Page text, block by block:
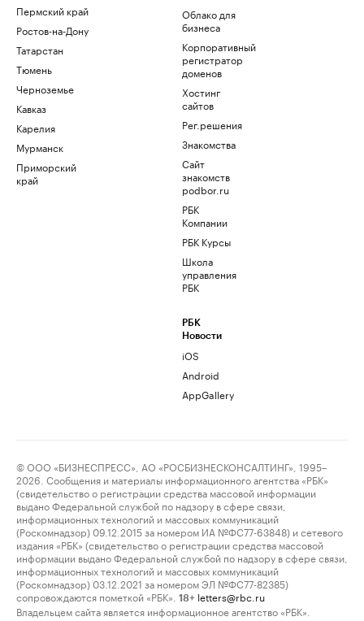
Пермский край
Ростов-на-Дону
Татарстан
Тюмень
Черноземье
Кавказ
Карелия
Мурманск
Приморский
край
Облако для
бизнеса
Корпоративный
регистратор
доменов
Хостинг
сайтов
Рег.решения
Знакомства
Сайт
знакомств
podbor.ru
РБК
Компании
РБК Курсы
Школа
управления
РБК
РБК
Новости
iOS
Android
AppGallery
© ООО «БИЗНЕСПРЕСС», АО «РОСБИЗНЕСКОНСАЛТИНГ», 1995–
2026. Сообщения и материалы информационного агентства «РБК»
(свидетельство о регистрации средства массовой информации
выдано Федеральной службой по надзору в сфере связи,
информационных технологий и массовых коммуникаций
(Роскомнадзор) 09.12.2015 за номером ИА №ФС77-63848) и сетевого
издания «РБК» (свидетельство о регистрации средства массовой
информации выдано Федеральной службой по надзору в сфере связи,
информационных технологий и массовых коммуникаций
(Роскомнадзор) 03.12.2021 за номером ЭЛ №ФС77-82385)
сопровождаются пометкой «РБК».
18+ letters@rbc.ru
Владельцем сайта является информационное агентство «РБК».